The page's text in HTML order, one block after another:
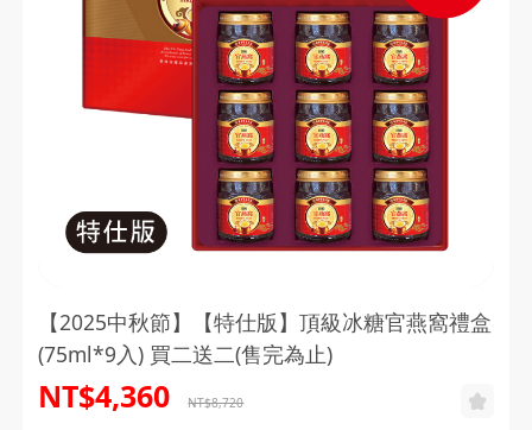
【2025中秋節】【特仕版】頂級冰糖官燕窩禮盒
(75ml*9入) 買二送二(售完為止)
NT$4,360 NT$8,720